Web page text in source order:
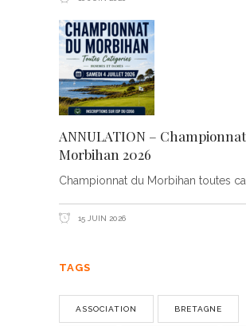
ANNULATION –
Morbihan 2026
Championnat du Morbihan toutes
15 JUIN 2026
TAGS
ASSOCIATION BRETAGNE